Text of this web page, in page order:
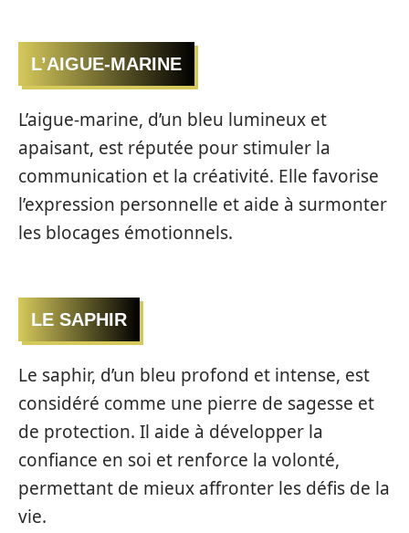
L’AIGUE-MARINE
L’aigue-marine, d’un bleu lumineux et
apaisant, est réputée pour stimuler la
communication et la créativité. Elle favorise
l’expression personnelle et aide à surmonter
les blocages émotionnels.
LE SAPHIR
Le saphir, d’un bleu profond et intense, est
considéré comme une pierre de sagesse et
de protection. Il aide à développer la
confiance en soi et renforce la volonté,
permettant de mieux affronter les défis de la
vie.